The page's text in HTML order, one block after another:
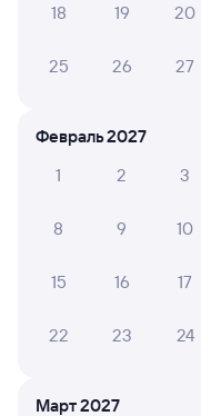
25 июля 2026 •
23 июля 2026 •
ИЛОНА С.
Туалетом пахло в
18 19 20
25 26 27
Февраль 2027
1
2 3
8 9 10
15 16 17
22 23 24
Март 2027